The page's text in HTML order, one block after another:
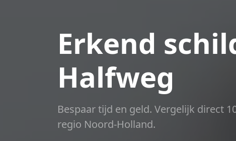
Erkend
Halfweg
Bespaar tijd en geld. Vergelijk direct
regio Noord-Holland.